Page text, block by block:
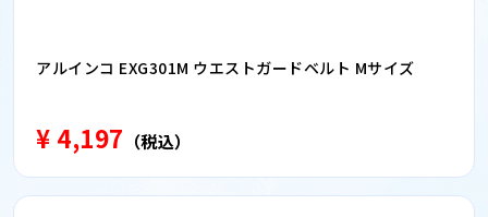
アルインコ EXG301M ウエストガードベルト Mサイズ
¥ 4,197 （税込）